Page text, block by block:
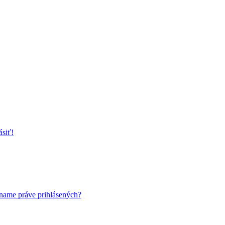
práve prihlásených?